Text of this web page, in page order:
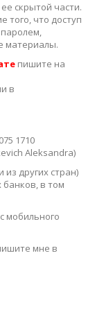
скрытой части.
того, что доступ
материалы.
пишите на
в
1710
Aleksandra)
из других стран)
в том
мобильного
мне в